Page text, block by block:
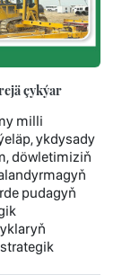
çykýar
milli
ykdysady
döwletimiziň
pudagyň